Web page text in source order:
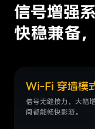
信号增强
快稳兼备
Wi-Fi 穿墙模
信号无缝接力，大幅
间都能畅快影游。